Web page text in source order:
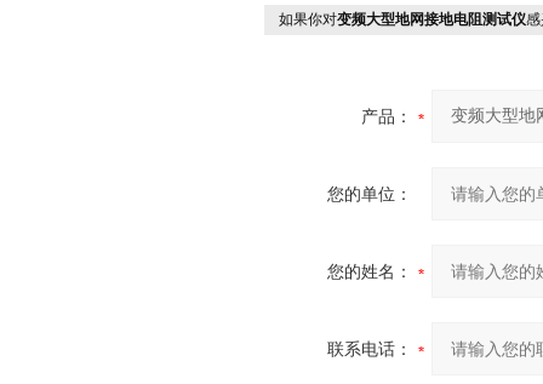
如果你对变频大型地网接地电阻测试仪
产品：
您的单位：
您的姓名：
联系电话：